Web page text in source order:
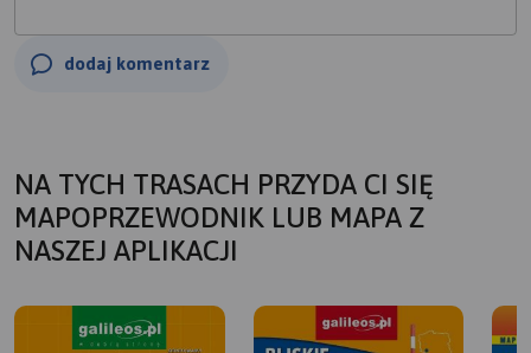
dodaj komentarz
NA TYCH TRASACH PRZYDA CI SIĘ
MAPOPRZEWODNIK LUB MAPA Z
NASZEJ APLIKACJI